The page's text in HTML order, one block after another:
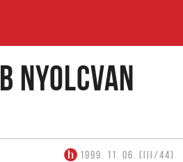
nyolcvan
1999. 11. 06. (III/44)